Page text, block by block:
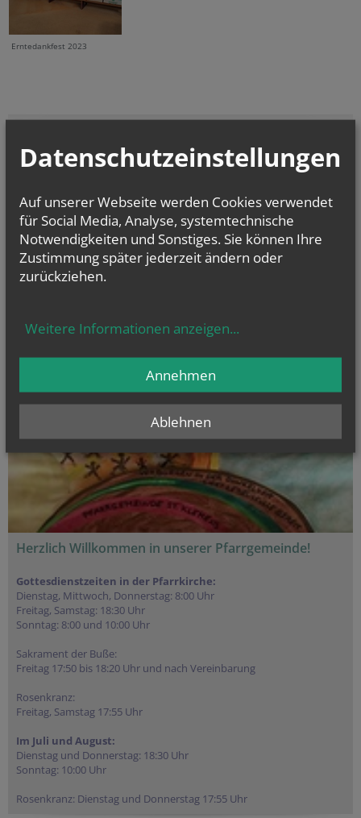
Erntedankfest 2023
vorherige
GOTTESDIENSTE
Mt 16, 24-28
Um welchen Preis kann ein Mensch sein Leben zurückkaufen?
Herzlich Willkommen in unserer Pfarrgemeinde!
Gottesdienstzeiten in der Pfarrkirche:
Dienstag, Mittwoch, Donnerstag: 8:00 Uhr
Freitag, Samstag: 18:30 Uhr
Sonntag: 8:00 und 10:00 Uhr
Sakrament der Buße:
Freitag 17:50 bis 18:20 Uhr und nach Vereinbarung
Rosenkranz:
Freitag, Samstag 17:55 Uhr
Im Juli und August:
Dienstag und Donnerstag: 18:30 Uhr
Sonntag: 10:00 Uhr
Rosenkranz: Dienstag und Donnerstag 17:55 Uhr
Datenschutzeinstellungen
Auf unserer Webseite werden Cookies verwendet
für Social Media, Analyse, systemtechnische
Notwendigkeiten und Sonstiges. Sie können Ihre
Zustimmung später jederzeit ändern oder
zurückziehen.
Weitere Informationen anzeigen...
Ablehnen
Annehmen